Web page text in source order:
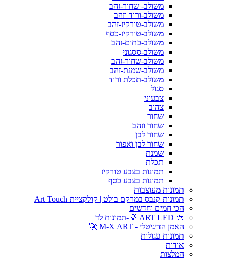
משולב- שחור-זהב
משולב-ורוד וזהב
משולב-טורקיז-זהב
משולב-טורקיז-כסף
משולב-כתום-זהב
משולב-ססגוני
משולב-שחור-זהב
משולב-שמנת-זהב
משולב-תכלת ורוד
סגול
צבעוני
צהוב
שחור
שחור וזהב
שחור לבן
שחור לבן ואפור
שמנת
תכלת
תמונות בצבע טורקיז
תמונות בצבע כסף
תמונות מעוצבות
תמונות קנבס במרקם בולט | קולקציית Art Touch
הכי חמים וחדשים
🎨 ART LED 💡-תמונות לד
האמן הדיגיטלי - M-X ART 🚀
תמונות עגולות
אודות
המלצות